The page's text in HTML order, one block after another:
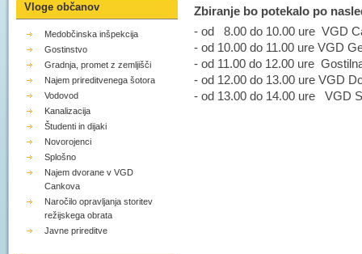
Vloge občanov
Medobčinska inšpekcija
Gostinstvo
Gradnja, promet z zemljišči
Najem prireditvenega šotora
Vodovod
Kanalizacija
Študenti in dijaki
Novorojenci
Splošno
Najem dvorane v VGD
Cankova
Naročilo opravljanja storitev
režijskega obrata
Javne prireditve
Zbiranje bo potekalo po
- od 8.00 do 10.00 ure VGD
- od 10.00 do 11.00 ure VGD
- od 11.00 do 12.00 ure
- od 12.00 do 13.00 ure VGD
- od 13.00 do 14.00 ure VGD